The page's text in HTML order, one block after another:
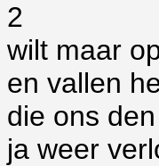
2
wilt maar
en vallen
die ons
ja weer